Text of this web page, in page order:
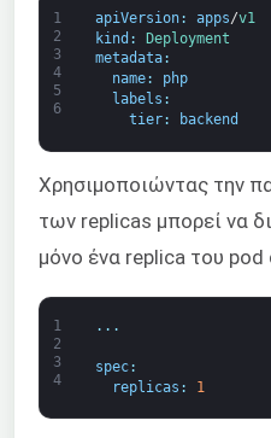
1
2
3
4
5
6
apiVersion: apps/v1
kind :
Deployment
metadata:
name:
php
labels :
tier: backend
Χρησιμοποιώντας την
των replicas μπορεί να
μόνο ένα replica του pod
1
2
3
4
. . .
spec:
replicas : 1